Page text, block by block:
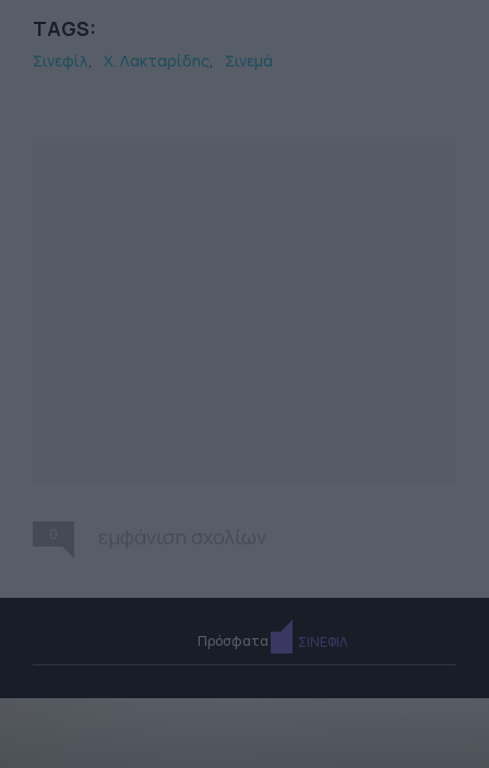
TAGS:
Σινεφίλ Χ. Λακταρίδης Σινεμά
Πρόσφατα ΣΙΝΕΦΙΛ